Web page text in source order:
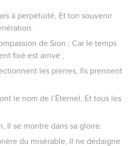
à perpétuité, Et ton souvenir
de Sion ; Car le temps
fixé est arrivé ;
les pierres, Ils prennent
le nom de l’Éternel, Et tous les
Il se montre dans sa gloire.
du misérable, Il ne dédaigne